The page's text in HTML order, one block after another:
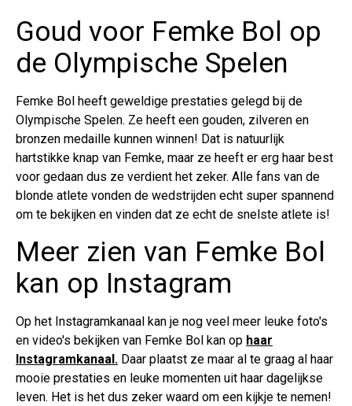
Goud voor Femke Bol op
de Olympische Spelen
Femke Bol heeft geweldige prestaties gelegd bij de
Olympische Spelen. Ze heeft een gouden, zilveren en
bronzen medaille kunnen winnen! Dat is natuurlijk
hartstikke knap van Femke, maar ze heeft er erg haar best
voor gedaan dus ze verdient het zeker. Alle fans van de
blonde atlete vonden de wedstrijden echt super spannend
om te bekijken en vinden dat ze echt de snelste atlete is!
Meer zien van Femke Bol
kan op Instagram
Op het Instagramkanaal kan je nog veel meer leuke foto's
en video's bekijken van Femke Bol kan op haar
Instagramkanaal. Daar plaatst ze maar al te graag al haar
mooie prestaties en leuke momenten uit haar dagelijkse
leven. Het is het dus zeker waard om een kijkje te nemen!